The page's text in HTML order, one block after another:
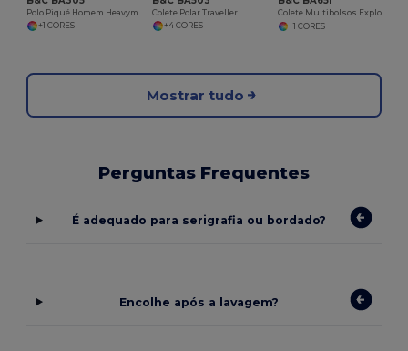
+1 CORES
Colete Polar Traveller
+4 CORES
+1 CORES
Mostrar tudo
Perguntas Frequentes
É adequado para serigrafia ou bordado?
Encolhe após a lavagem?